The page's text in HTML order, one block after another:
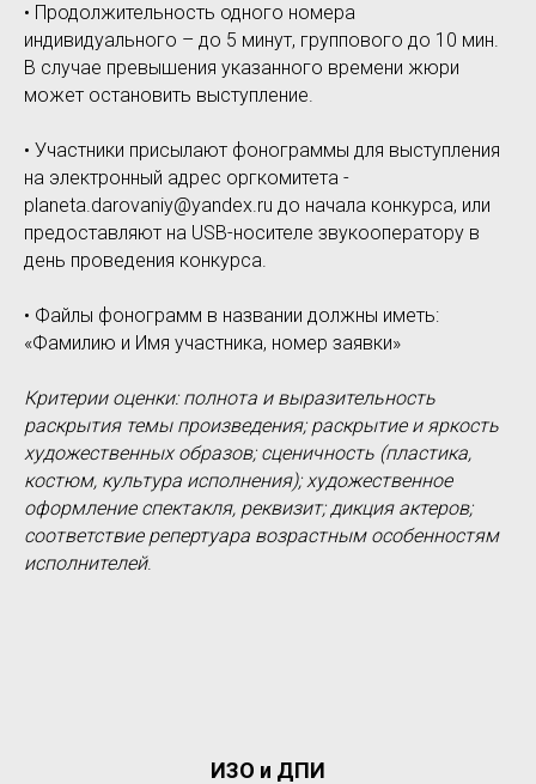
• Продолжительность одного номера
индивидуального – до 5 минут, группового до 10 мин.
В случае превышения указанного времени жюри
может остановить выступление.
• Участники присылают фонограммы для выступления
на электронный адрес оргкомитета -
planeta.darovaniy@yandex.ru до начала конкурса, или
предоставляют на USB-носителе звукооператору в
день проведения конкурса.
• Файлы фонограмм в названии должны иметь:
«Фамилию и Имя участника, номер заявки»
Критерии оценки: полнота и выразительность
раскрытия темы произведения; раскрытие и яркость
художественных образов; сценичность (пластика,
костюм, культура исполнения); художественное
оформление спектакля, реквизит; дикция актеров;
соответствие репертуара возрастным особенностям
исполнителей.
ИЗО и ДПИ